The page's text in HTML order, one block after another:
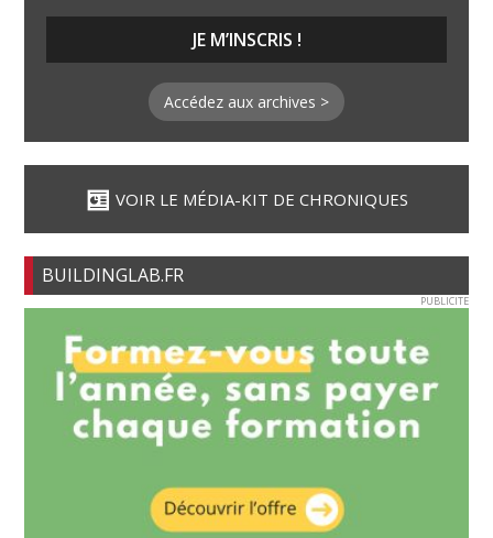
Accédez aux archives >
VOIR LE MÉDIA-KIT DE CHRONIQUES
BUILDINGLAB.FR
PUBLICITE